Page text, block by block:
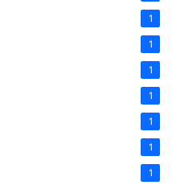
1
1
1
1
1
1
1